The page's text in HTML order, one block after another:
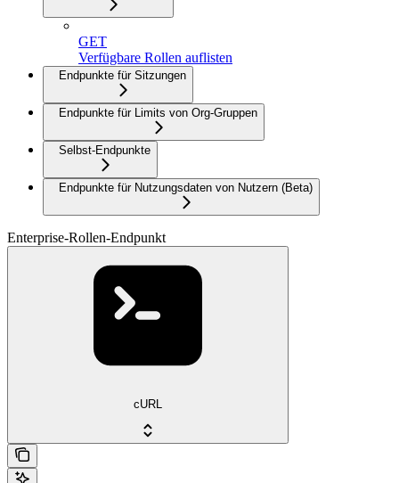
GET
Verfügbare Rollen auflisten
Endpunkte für Sitzungen
Endpunkte für Limits von Org-Gruppen
Selbst-Endpunkte
Endpunkte für Nutzungsdaten von Nutzern (Beta)
Enterprise-Rollen-Endpunkt
cURL